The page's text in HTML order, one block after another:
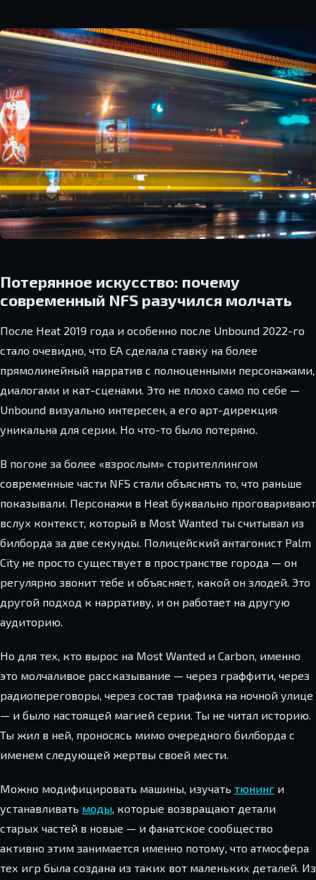
Потерянное искусство: почему
современный NFS разучился молчать
После Heat 2019 года и особенно после Unbound 2022-го
стало очевидно, что EA сделала ставку на более
прямолинейный нарратив с полноценными персонажами,
диалогами и кат-сценами. Это не плохо само по себе —
Unbound визуально интересен, а его арт-дирекция
уникальна для серии. Но что-то было потеряно.
В погоне за более «взрослым» сторителлингом
современные части NFS стали объяснять то, что раньше
показывали. Персонажи в Heat буквально проговаривают
вслух контекст, который в Most Wanted ты считывал из
билборда за две секунды. Полицейский антагонист Palm
City не просто существует в пространстве города — он
регулярно звонит тебе и объясняет, какой он злодей. Это
другой подход к нарративу, и он работает на другую
аудиторию.
Но для тех, кто вырос на Most Wanted и Carbon, именно
это молчаливое рассказывание — через граффити, через
радиопереговоры, через состав трафика на ночной улице
— и было настоящей магией серии. Ты не читал историю.
Ты жил в ней, проносясь мимо очередного билборда с
именем следующей жертвы своей мести.
Можно модифицировать машины, изучать тюнинг и
устанавливать моды, которые возвращают детали
старых частей в новые — и фанатское сообщество
активно этим занимается именно потому, что атмосфера
тех игр была создана из таких вот маленьких деталей. Из